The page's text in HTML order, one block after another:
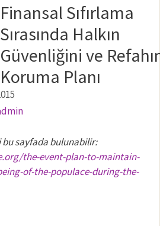
Finansal Sıfırlama
Sırasında Halkın
Güvenliğini ve
Koruma Planı
sayfada bulunabilir:
the-event-plan-to-maintain-
of-the-populace-during-the-